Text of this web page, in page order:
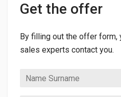
Get the offer
By filling out the offer form,
sales experts contact you.